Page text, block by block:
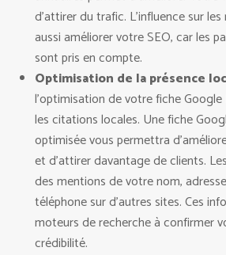
d’attirer du trafic. L’influence sur
aussi améliorer votre SEO, car les
sont pris en compte.
Optimisation de la présence
l’optimisation de votre fiche Google
les citations locales. Une fiche
optimisée vous permettra
et d’attirer davantage de clients.
des mentions de votre nom,
téléphone sur d’autres sites. Ces
moteurs de recherche à confirmer
crédibilité.